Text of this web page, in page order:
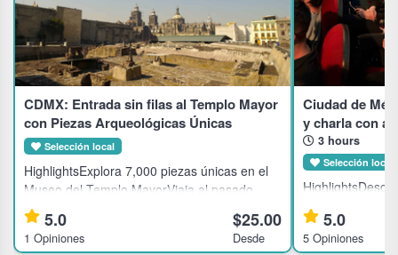
CDMX: Entrada sin filas al Templo Mayor
con Piezas Arqueológicas Únicas
Selección local
HighlightsExplora 7,000 piezas únicas en el
Museo del Templo MayorViaja al pasado
mexica en el corazón de Ciudad de
MéxicoConoce dioses aztecas en un museo
lleno de historia vivaDescubre el Templo
5.0
1 Opiniones
$25.00
Desde
Ciudad de
y charla con
3 hours
Selección local
Ciudad de
directoDisfruta
con los actores
5.0
5 Opiniones